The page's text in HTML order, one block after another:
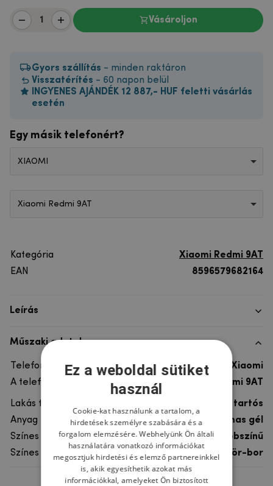
Vásároljon
Gyors szállítás - minden raktáron
Visszatérítés - 60 napon belül
INGYENES AJÁNDÉK 12 887,- HUF feletti vásárlás
esetén
Egy másik telefonért?
XIAOMI
Xiaomi Redmi 9AT
Kategória
Xiaomi Redmi 9AT
EAN
8596579682164
Leírás
Műszaki adatok
Telefon márka
Xiaomi
A telefonmodellhez
Xiaomi Redmi 9AT
Lakás típusa
Gél, Ultra tartós
Anyag
rugalmas gél
Színes
többszínű
Színes motívum
Sör-bor
Ez a weboldal sütiket
használ
Cookie-kat használunk a tartalom, a
hirdetések személyre szabására és a
forgalom elemzésére. Webhelyünk Ön általi
használatára vonatkozó információkat
megosztjuk hirdetési és elemző partnereinkkel
is, akik egyesíthetik azokat más
információkkal, amelyeket Ön biztosított